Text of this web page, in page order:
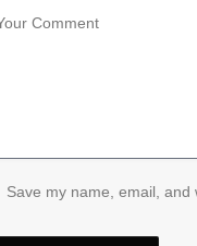
Save my name, email, and